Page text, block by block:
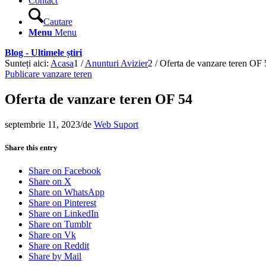
Cautare
Menu Menu
Blog - Ultimele știri
Sunteți aici: Acasa1 / Anunturi Avizier2 / Oferta de vanzare teren OF
Publicare vanzare teren
Oferta de vanzare teren OF 54
septembrie 11, 2023/de Web Suport
Share this entry
Share on Facebook
Share on X
Share on WhatsApp
Share on Pinterest
Share on LinkedIn
Share on Tumblr
Share on Vk
Share on Reddit
Share by Mail